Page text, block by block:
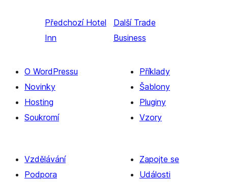
Předchozí Hotel
Inn
Další Trade
Business
O WordPressu
Novinky
Hosting
Soukromí
Příklady
Šablony
Pluginy
Vzory
Vzdělávání
Podpora
Zapojte se
Události